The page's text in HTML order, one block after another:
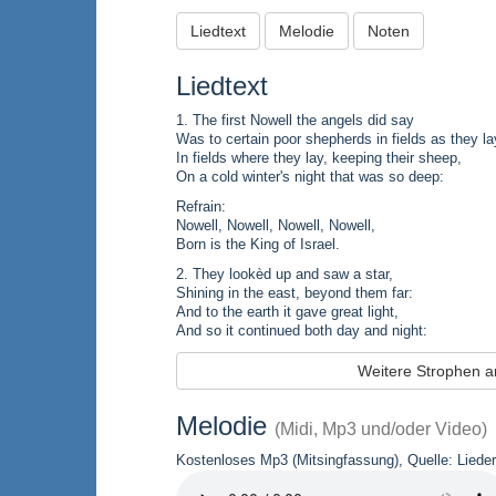
Liedtext Melodie Noten
Liedtext
1. The first Nowell the angels did say
Was to certain poor shepherds in fields as they
In fields where they lay, keeping their sheep,
On a cold winter's night that was so deep:
Refrain:
Nowell, Nowell, Nowell, Nowell,
Born is the King of Israel.
2. They lookèd up and saw a star,
Shining in the east, beyond them far:
And to the earth it gave great light,
And so it continued both day and night:
Weitere Strophen
Melodie (Midi, Mp3 und/oder Video)
Kostenloses Mp3 (Mitsingfassung), Quelle: